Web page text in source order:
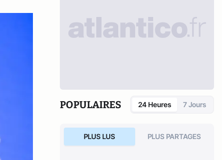
POPULAIRES 24 Heures 7 Jours
PLUS LUS PLUS PARTAGES